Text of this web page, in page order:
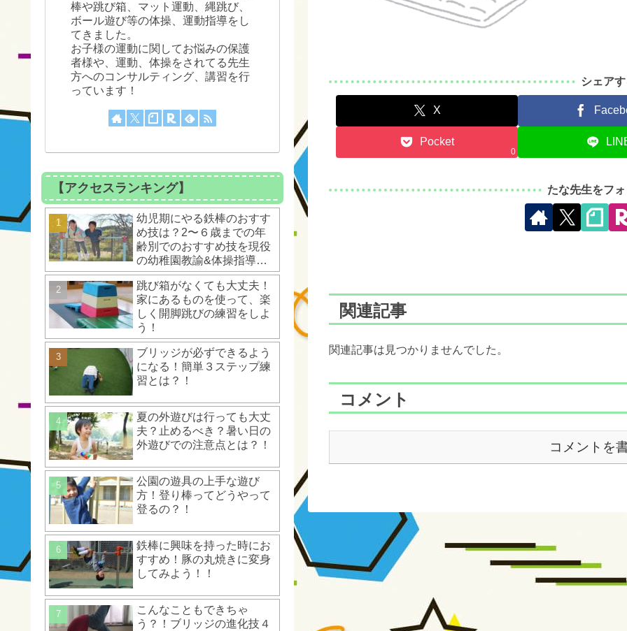
シェア
X
Pocket
0
たな先生をフ
関連記事
関連記事は見つかりませんでした。
コメント
コメントを
棒や跳び箱、マット運動、縄跳び、
ボール遊び等の体操、運動指導をし
てきました。
お子様の運動に関してお悩みの保護
者様や、運動、体操をされてる先生
方へのコンサルティング、講習を行
っています！
【アクセスランキング】
幼児期にやる鉄棒のおすす
め技は？2〜６歳までの年
齢別でのおすすめ技を現役
の幼稚園教諭&体操指導者
が解説！
跳び箱がなくても大丈夫！
家にあるものを使って、楽
しく開脚跳びの練習をしよ
う！
ブリッジが必ずできるよう
になる！簡単３ステップ練
習とは？！
夏の外遊びは行っても大丈
夫？止めるべき？暑い日の
外遊びでの注意点とは？！
公園の遊具の上手な遊び
方！登り棒ってどうやって
登るの？！
鉄棒に興味を持った時にお
すすめ！豚の丸焼きに変身
してみよう！！
こんなこともできちゃ
う？！ブリッジの進化技４